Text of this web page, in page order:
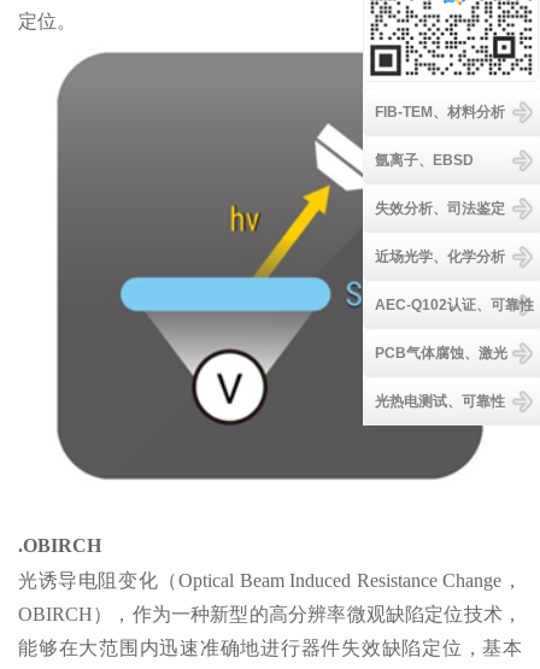
定位。
.OBIRCH
光诱导电阻变化（Optical Beam Induced Resistance Change，
OBIRCH），作为一种新型的高分辨率微观缺陷定位技术，
能够在大范围内迅速准确地进行器件失效缺陷定位，基本
FIB-TEM、材料分析
氩离子、EBSD
失效分析、司法鉴定
近场光学、化学分析
AEC-Q102认证、可靠性
PCB气体腐蚀、激光
光热电测试、可靠性